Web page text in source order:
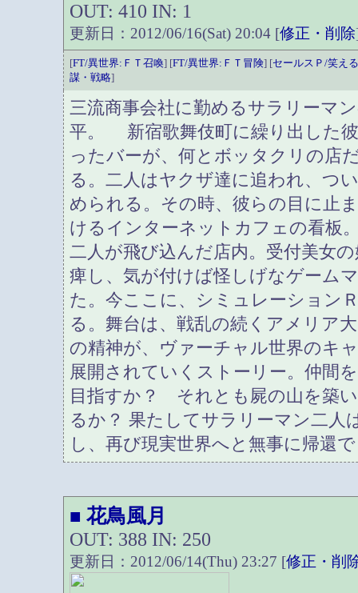
OUT: 410 IN: 1
更新日：2012/06/16(Sat) 20:04 [修正・削除
[FT/異世界:ＦＴ召喚] [FT/異世界:ＦＴ冒険] [セールスＰ/笑え
謀・戦略]
三流商事会社に勤めるサラリーマ
平。 新宿歌舞伎町に繰り出した
ったバーが、何とボッタクリの店
る。二人はヤクザ達に追われ、つ
められる。その時、彼らの目に止
けるインターネットカフェの看板
二人が飛び込んだ店内。受付美女
痺し、気が付けば怪しげなゲーム
た。今ここに、シミュレーション
る。舞台は、戦乱の続くアメリア
の精神が、ヴァーチャル世界のキ
展開されていくストーリー。仲間
目指すか？ それとも屍の山を築
るか？ 果たしてサラリーマン二人
し、再び現実世界へと無事に帰還
■ 花鳥風月
OUT: 388 IN: 250
更新日：2012/06/14(Thu) 23:27 [修正・削